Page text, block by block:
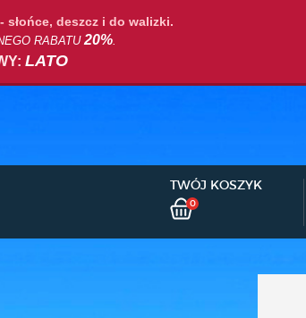
słońce, deszcz i do walizki.
RABATU20%.
LATO
TWÓJ KOSZYK
0